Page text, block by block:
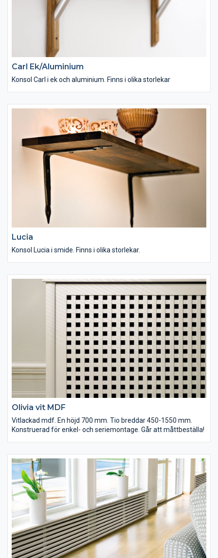
Carl Ek/Aluminium
Konsol Carl i ek och aluminium. Finns i olika storlekar
Lucia
Konsol Lucia i smide. Finns i olika storlekar.
Olivia vit MDF
Vitlackad mdf. En höjd 700 mm. Tio breddar 450-1550 mm.
Konstruerad för enkel- och seriemontage. Går att måttbeställa!